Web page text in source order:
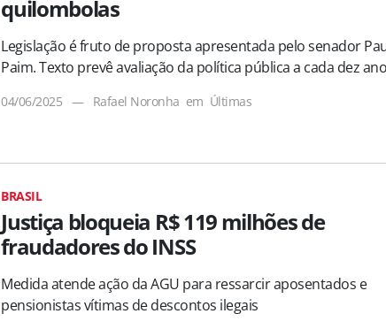
quilombolas
Legislação é fruto de proposta apresentada pelo senador
Paim. Texto prevê avaliação da política pública a cada dez
04/06/2025 — Rafael Noronha em Últimas
BRASIL
Justiça bloqueia R$ 119 milhões de
fraudadores do INSS
Medida atende ação da AGU para ressarcir aposentados e
pensionistas vítimas de descontos ilegais